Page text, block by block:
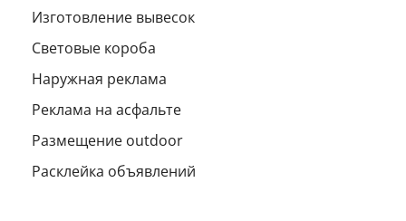
Изготовление вывесок
Световые короба
Наружная реклама
Реклама на асфальте
Размещение outdoor
Расклейка объявлений